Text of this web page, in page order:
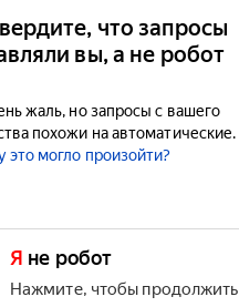
что запросы
вы, а не робот
жаль, но запросы с вашего
похожи на автоматические.
это могло произойти?
Я не робот
Нажмите, чтобы продолжить